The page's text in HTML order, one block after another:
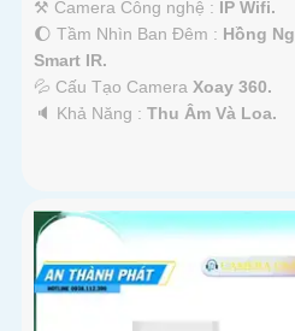
⚒ Camera Công nghệ : IP Wifi.
🌔 Tầm Nhìn Ban Đêm : Hồng
Smart IR.
💦 Cấu Tạo Camera Xoay 360.
️🔈 Khả Năng : Thu Âm Và Loa.